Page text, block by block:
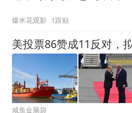
爆米花观影 1跟贴
咸鱼金脑袋